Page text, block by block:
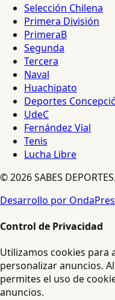
Selección Chilena
Primera División
PrimeraB
Segunda
Tercera
Naval
Huachipato
Deportes
UdeC
Fernández Vial
Tenis
Lucha Libre
© 2026 SABES
Desarrollo por
Control de Privacidad
Utilizamos cookies para
personalizar anuncios.
permites el uso de
anuncios.